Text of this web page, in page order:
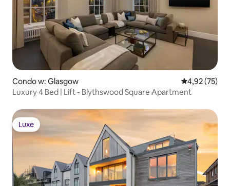
Condo w: Glasgow Średnia
4,92 (75)
Luxury 4 Bed | Lift - Blythswood Square Apartment
Luxe
Luxe